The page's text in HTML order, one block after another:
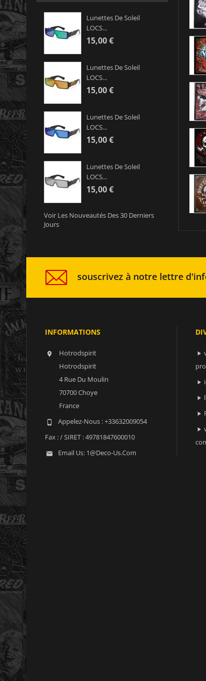
Lunettes De Soleil
LOCS...
15,00 €
Lunettes De Soleil
LOCS...
15,00 €
Lunettes De Soleil
LOCS...
15,00 €
Lunettes De Soleil
LOCS...
15,00 €
Voir Les Nouveautés Des 30 Derniers
Jours
souscrivez à notre lettre
INFORMATIONS

Hotrodspirit
Hotrodspirit
4 Rue Du Moulin
70700 Choye
France
 Appelez-Nous :+33632009054
Fax :/ SIRET : 49781847600010
 Email Us: 1@deco-Us.com




